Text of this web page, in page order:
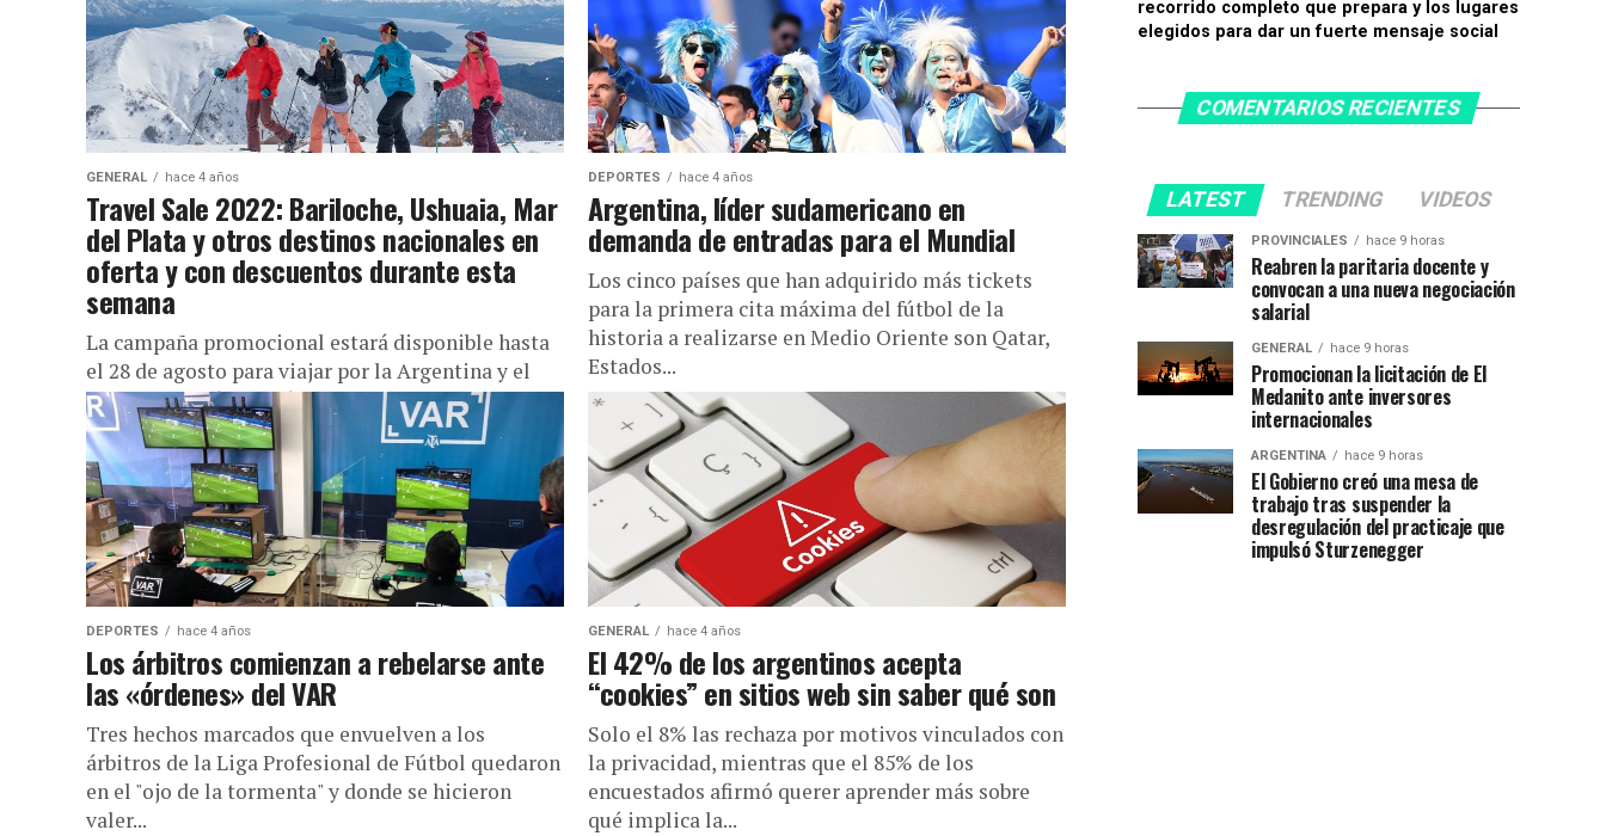
GENERAL hace 4 años
Travel Sale 2022: Bariloche, Ushuaia, Mar
del Plata y otros destinos nacionales en
oferta y con descuentos durante esta
semana
La campaña promocional estará disponible hasta
el 28 de agosto para viajar por la Argentina y el
mundo a través de más de 40 agencias de...
DEPORTES hace 4 años
Argentina, líder sudamericano en
demanda de entradas para el Mundial
Los cinco países que han adquirido más tickets
para la primera cita máxima del fútbol de la
historia a realizarse en Medio Oriente son Qatar,
Estados...
DEPORTES hace 4 años
Los árbitros comienzan a rebelarse ante
las «órdenes» del VAR
Tres hechos marcados que envuelven a los
árbitros de la Liga Profesional de Fútbol quedaron
en el "ojo de la tormenta" y donde se hicieron
valer...
GENERAL hace 4 años
El 42% de los argentinos acepta
“cookies” en sitios web sin saber qué son
Solo el 8% las rechaza por motivos vinculados con
la privacidad, mientras que el 85% de los
encuestados afirmó querer aprender más sobre
qué implica la...
recorrido completo que prepara y los lugares
elegidos para dar un fuerte mensaje social
COMENTARIOS RECIENTES
LATEST TRENDING VIDEOS
PROVINCIALES hace 9 horas
Reabren la paritaria docente y
convocan a una nueva negociación
salarial
GENERAL hace 9 horas
Promocionan la licitación de El
Medanito ante inversores
internacionales
ARGENTINA hace 9 horas
El Gobierno creó una mesa de
trabajo tras suspender la
desregulación del practicaje que
impulsó Sturzenegger